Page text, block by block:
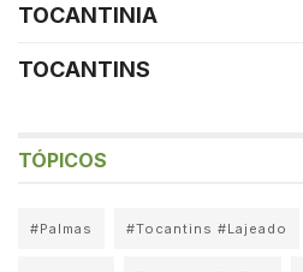
TOCANTINIA
TOCANTINS
TÓPICOS
#Palmas #Tocantins #Lajeado